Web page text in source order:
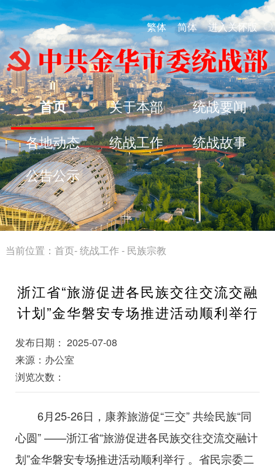
繁体 简体 进入关怀版
首页 关于本部 统战要闻
各地动态 统战工作 统战故事
公告公示
当前位置： 首页-统战工作- 民族宗教
浙江省“旅游促进各民族交往交流交融
计划”金华磐安专场推进活动顺利举行
发布日期： 2025-07-08
来源：办公室
浏览次数：
6月25-26日，康养旅游促“三交” 共绘民族“同
心圆” ——浙江省“旅游促进各民族交往交流交融计
划”金华磐安专场推进活动顺利举行 。省民宗委二